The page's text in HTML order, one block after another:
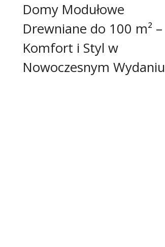
Domy Modułowe
Drewniane do 100 m² –
Komfort i Styl w
Nowoczesnym Wydaniu